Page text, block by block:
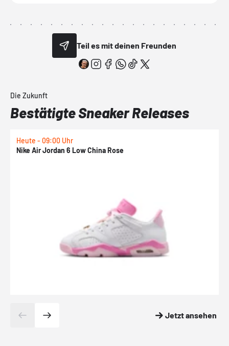
Teil es mit deinen Freunden
Die Zukunft
Bestätigte Sneaker Releases
Heute - 09:00 Uhr
Nike Air Jordan 6 Low China Rose
Jetzt ansehen